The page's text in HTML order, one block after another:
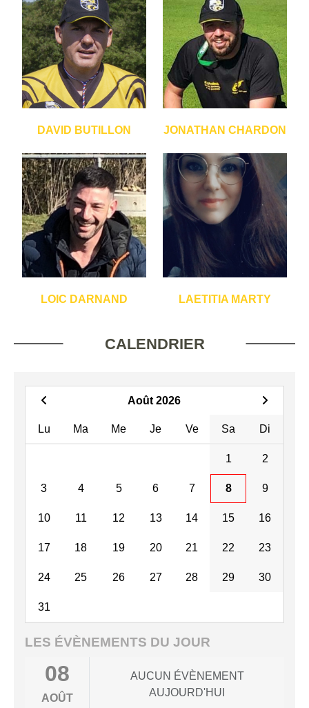
DAVID BUTILLON JONATHAN CHARDON
LOIC DARNAND LAETITIA MARTY
CALENDRIER
Août 2026
Lu Ma Me Je Ve Sa Di
1 2
3 4 5 6 7 8 9
10 11 12 13 14 15 16
17 18 19 20 21 22 23
24 25 26 27 28 29 30
31
LES ÉVÈNEMENTS DU JOUR
08
AOÛT
AUCUN ÉVÈNEMENT
AUJOURD'HUI